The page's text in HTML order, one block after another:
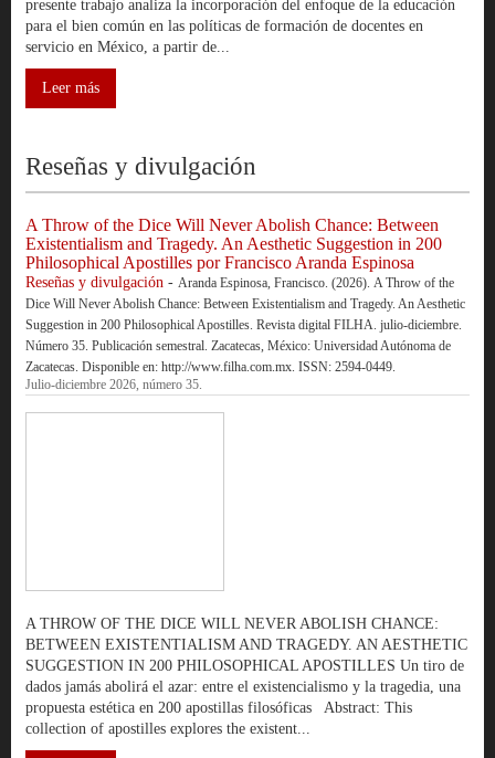
presente trabajo analiza la incorporación del enfoque de la educación
para el bien común en las políticas de formación de docentes en
servicio en México, a partir de...
Leer más
Reseñas y divulgación
A Throw of the Dice Will Never Abolish Chance: Between
Existentialism and Tragedy. An Aesthetic Suggestion in 200
Philosophical Apostilles por Francisco Aranda Espinosa
Reseñas y divulgación - Aranda Espinosa, Francisco. (2026). A Throw of the
Dice Will Never Abolish Chance: Between Existentialism and Tragedy. An Aesthetic
Suggestion in 200 Philosophical Apostilles. Revista digital FILHA. julio-diciembre.
Número 35. Publicación semestral. Zacatecas, México: Universidad Autónoma de
Zacatecas. Disponible en: http://www.filha.com.mx. ISSN: 2594-0449.
Julio-diciembre 2026, número 35.
A THROW OF THE DICE WILL NEVER ABOLISH CHANCE:
BETWEEN EXISTENTIALISM AND TRAGEDY. AN AESTHETIC
SUGGESTION IN 200 PHILOSOPHICAL APOSTILLES Un tiro de
dados jamás abolirá el azar: entre el existencialismo y la tragedia, una
propuesta estética en 200 apostillas filosóficas Abstract: This
collection of apostilles explores the existent...